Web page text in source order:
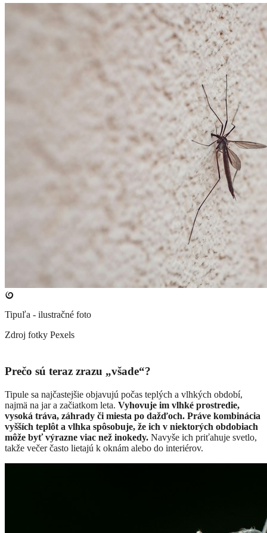
Tipuľa - ilustračné foto
Zdroj fotky Pexels
Prečo sú teraz zrazu „všade“?
Tipule sa najčastejšie objavujú počas teplých a vlhkých období,
najmä na jar a začiatkom leta. Vyhovuje im vlhké prostredie,
vysoká tráva, záhrady či miesta po dažďoch. Práve kombinácia
vyšších teplôt a vlhka spôsobuje, že ich v niektorých obdobiach
môže byť výrazne viac než inokedy. Navyše ich priťahuje svetlo,
takže večer často lietajú k oknám alebo do interiérov.